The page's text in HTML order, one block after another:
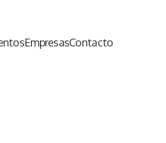
EmpresasContacto